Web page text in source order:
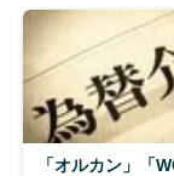
「オルカン」「